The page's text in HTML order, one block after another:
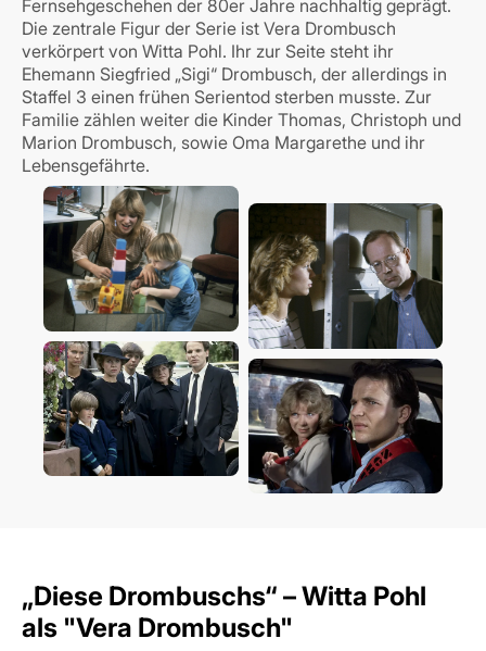
Fernsehgeschehen der 80er Jahre nachhaltig geprägt.
Die zentrale Figur der Serie ist Vera Drombusch
verkörpert von Witta Pohl. Ihr zur Seite steht ihr
Ehemann Siegfried „Sigi“ Drombusch, der allerdings in
Staffel 3 einen frühen Serientod sterben musste. Zur
Familie zählen weiter die Kinder Thomas, Christoph und
Marion Drombusch, sowie Oma Margarethe und ihr
Lebensgefährte.
„Diese Drombuschs“ – Witta Pohl
als "Vera Drombusch"